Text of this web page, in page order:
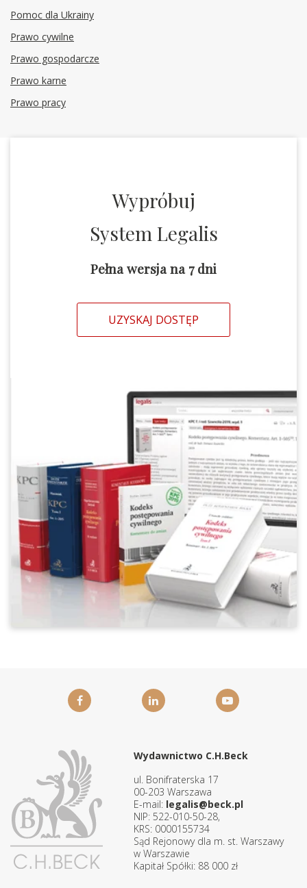
Pomoc dla Ukrainy
Prawo cywilne
Prawo gospodarcze
Prawo karne
Prawo pracy
Wypróbuj
System Legalis
Pełna wersja na 7 dni
UZYSKAJ DOSTĘP
Wydawnictwo C.H.Beck
ul. Bonifraterska 17
00-203 Warszawa
E-mail: legalis@beck.pl
NIP: 522-010-50-28,
KRS: 0000155734
Sąd Rejonowy dla m. st. Warszawy
w Warszawie
Kapitał Spółki: 88 000 zł